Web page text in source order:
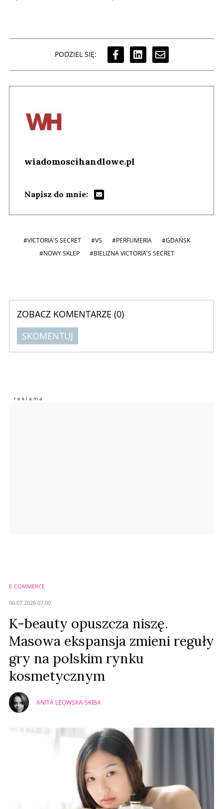
PODZIEL SIĘ:
wiadomoscihandlowe.pl
Napisz do mnie:
#VICTORIA'S SECRET #VS #PERFUMERIA
#GDAŃSK
#NOWY SKLEP
#BIELIZNA VICTORIA'S SECRET
ZOBACZ KOMENTARZE (0)
SKOMENTUJ
Imię (Wymagane)
E-COMMERCE
06.07.2026 07:00
K-beauty opuszcza niszę.
Masowa ekspansja zmieni reguły
gry na polskim rynku
kosmetycznym
ANITA LEOWSKA-SKIBA